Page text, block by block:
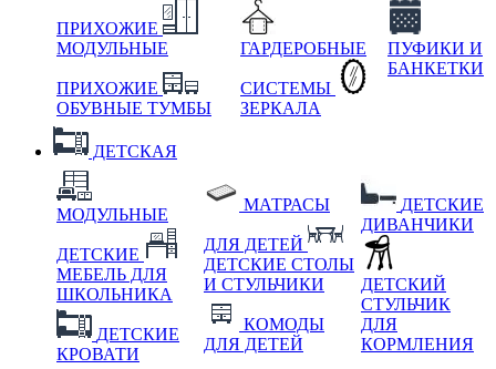
ПРИХОЖИЕ
МОДУЛЬНЫЕ
ПРИХОЖИЕ
ОБУВНЫЕ ТУМБЫ
ГАРДЕРОБНЫЕ
СИСТЕМЫ
ЗЕРКАЛА
ПУФИКИ И
БАНКЕТКИ
ДЕТСКАЯ
МОДУЛЬНЫЕ
ДЕТСКИЕ
МЕБЕЛЬ ДЛЯ
ШКОЛЬНИКА
ДЕТСКИЕ
КРОВАТИ
МАТРАСЫ
ДЛЯ ДЕТЕЙ
ДЕТСКИЕ СТОЛЫ
И СТУЛЬЧИКИ
КОМОДЫ
ДЛЯ ДЕТЕЙ
ДЕТСКИЕ
ДИВАНЧИКИ
ДЕТСКИЙ
СТУЛЬЧИК
ДЛЯ
КОРМЛЕНИЯ